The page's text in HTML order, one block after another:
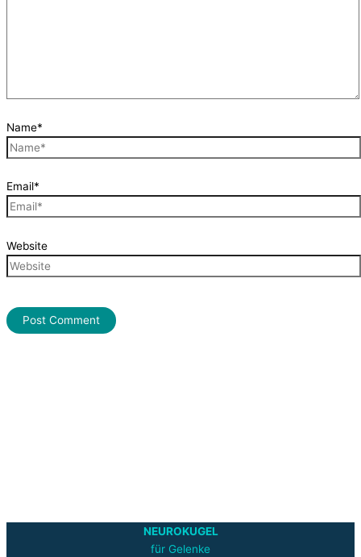
Name*
Email*
Website
NEUROKUGEL
für Gelenke